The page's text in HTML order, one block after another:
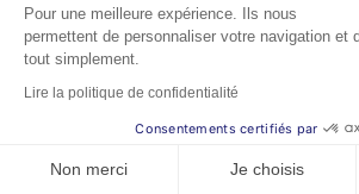
Pour une meilleure expérience. Ils nous
permettent de personnaliser votre navigation et
tout simplement.
Lire la politique de confidentialité
Consentements certifiés par
Non merci Je choisis